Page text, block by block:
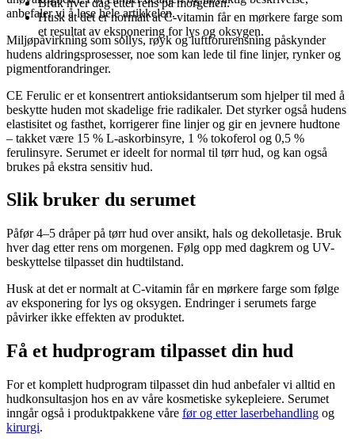
Husk at det er normalt at C-vitamin får en mørkere farge som
et resultat av eksponering for lys og oksygen.
anbefaler vi å lese hele artikkelen.
Miljøpåvirkning som sollys, røyk og luftforurensning påskynder
hudens aldringsprosesser, noe som kan lede til fine linjer, rynker og
pigmentforandringer.
CE Ferulic er et konsentrert antioksidantserum som hjelper til med å
beskytte huden mot skadelige frie radikaler. Det styrker også hudens
elastisitet og fasthet, korrigerer fine linjer og gir en jevnere hudtone
– takket være 15 % L-askorbinsyre, 1 % tokoferol og 0,5 %
ferulinsyre. Serumet er ideelt for normal til tørr hud, og kan også
brukes på ekstra sensitiv hud.
Slik bruker du serumet
Påfør 4–5 dråper på tørr hud over ansikt, hals og dekolletasje. Bruk
hver dag etter rens om morgenen. Følg opp med dagkrem og UV-
beskyttelse tilpasset din hudtilstand.
Husk at det er normalt at C-vitamin får en mørkere farge som følge
av eksponering for lys og oksygen. Endringer i serumets farge
påvirker ikke effekten av produktet.
Få et hudprogram tilpasset din hud
For et komplett hudprogram tilpasset din hud anbefaler vi alltid en
hudkonsultasjon hos en av våre kosmetiske sykepleiere. Serumet
inngår også i produktpakkene våre før og etter laserbehandling og
kirurgi.